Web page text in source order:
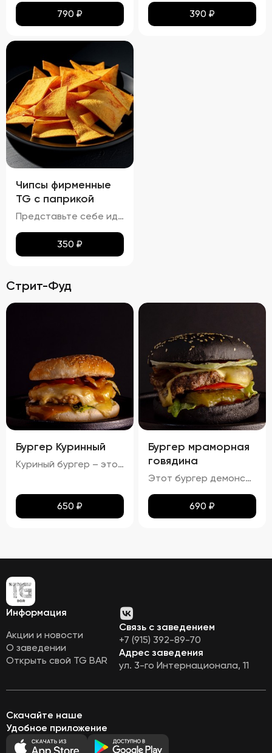
790 ₽ 390 ₽
Чипсы фирменные
TG с паприкой
Представьте себе идеальное сочетание тонкого лаваша, превращенного в золотистые, равномерно подрумяненные чипсы. Каждый кусочек покрыт тонким слоем паприки, которая придает им легкий, но ощутимый аромат и пикантность. Эти чипсы не просто хрустят – они буквально тают во рту, оставляя приятное послевкусие соли и нежной остроты. Идеальный перекус для любого случая!
350 ₽
Стрит-Фуд
Бургер Куринный
Куриный бургер – это воплощение идеального сочетания вкуса и текстуры. Аккуратно уложенные слои создают аппетитный внешний вид, где золотисто-коричневая котлета соседствует с яркими красными помидорами, зелеными огурцами и белым салатом с легкими зеленоватыми оттенками. Булочка имеет привлекательную золотистую корочку, оставаясь мягкой внутри и хрустящей снаружи. Аромат свежего хлеба, курицы и пикантных соусов создает приятный букет, который дополняется сбалансированным вкусом: мягкая куриная котлета, освежающие овощи и насыщенный вкус соусов делают каждый укус незабываемым.
650 ₽
Бургер мраморная
говядина
Этот бургер демонстрирует идеальное сочетание вкуса и текстуры. Котлета обладает насыщенным вкусом, овощи обеспечивают свежесть и хрусткость, а сыр добавляет сливочную мягкость. Булочка имеет золотистый оттенок и хрустящую корочку, создавая ощущение комфорта и удовольствия. Соусы придают блюду дополнительные оттенки вкуса, а булочка поддерживает баланс между мягкостью и хрусткостью.
690 ₽
Информация
Акции и новости
О заведении
Открыть свой TG BAR
Связь с заведением
+7 (915) 392-89-70
Адрес заведения
ул. 3-го Интернационала, 11
Скачайте наше
Удобное приложение